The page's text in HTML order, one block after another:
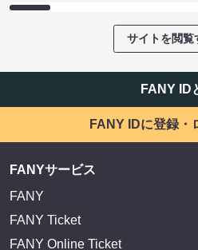
サイトを閲覧
FANY ID
FANY IDに登録・
FANYサービス
FANY
FANY Ticket
FANY Online Ticket